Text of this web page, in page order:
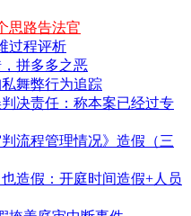
思路告法官
过程评析
拼多多之恶
舞弊行为追踪
决责任：称本案已经过专
流程管理情况》造假（三
造假：开庭时间造假+人员